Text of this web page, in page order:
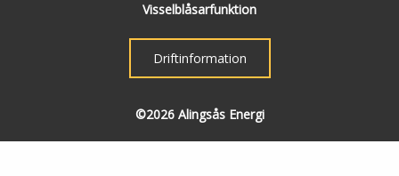
Visselblåsarfunktion
Driftinformation
©2026 Alingsås Energi